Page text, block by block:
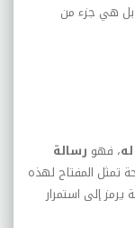
بل هي جزء من
، فهو رسالة
تمثل المفتاح لهذه
إلى استمرار